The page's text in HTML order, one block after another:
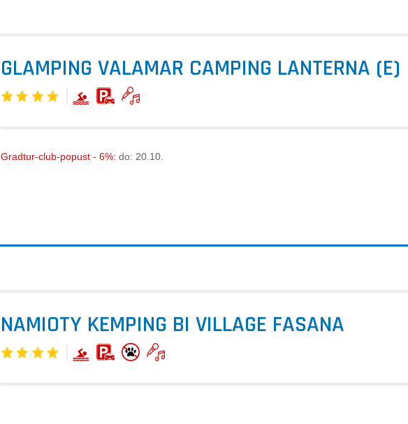
GLAMPING VALAMAR CAMPING LANTERNA (E)
Gradtur-club-popust - 6%:do: 20.10.
NAMIOTY KEMPING BI VILLAGE FASANA